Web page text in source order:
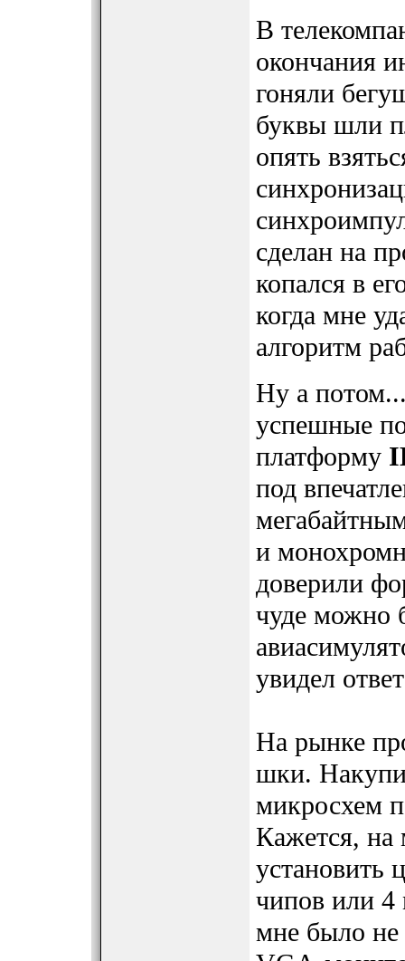
В
окончания
гоняли
буквы шли
опять
сделан на
копался в
когда мне
алгоритм
Ну а
успешные
платформу
под
и
доверили
чуде можно
увидел
На рынке
шки.
микросхем
Кажется,
установить
чипов или 4
мне было